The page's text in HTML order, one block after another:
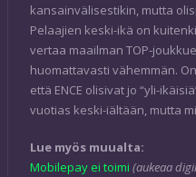
kansainvälisestikin, mutta
Pelaajien keski-ikä on
vertaa maailman TOP-
huomattavasti vähemmän.
että ENCE olisivat jo “yli-
vuotias keski-iältään, mutta
Lue myös muualta:
Mobilepay ei toimi (aukeaa